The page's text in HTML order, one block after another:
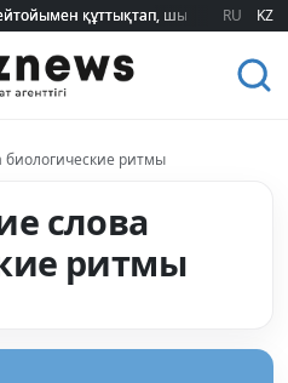
құттықтап, шығармашылық
құттықтап, шығармашылық
RU KZ
биологические ритмы
слова
ритмы